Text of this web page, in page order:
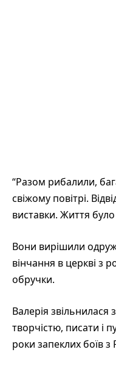
“Разом рибалили,
свіжому повітрі.
виставки. Життя
Вони вирішили
вінчання в церкві з
обручки.
Валерія
творчістю, писати і
роки запеклих боїв з